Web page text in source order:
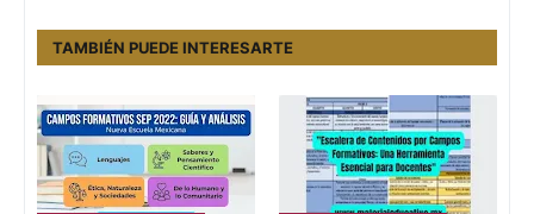
TAMBIÉN PUEDE INTERESARTE